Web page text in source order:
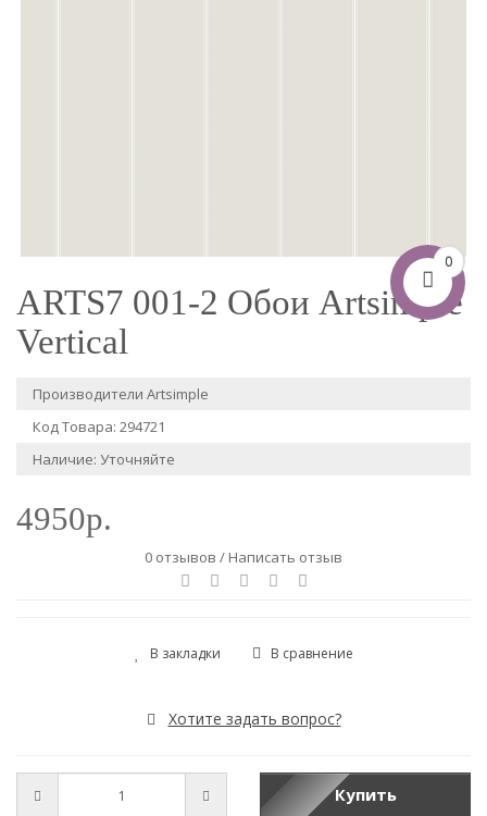
0
ARTS7 001-2 Обои Artsimple
Vertical
Производители Artsimple
Код Товара: 294721
Наличие: Уточняйте
4950р.
0 отзывов / Написать отзыв
В закладки В сравнение
Хотите задать вопрос?
Купить